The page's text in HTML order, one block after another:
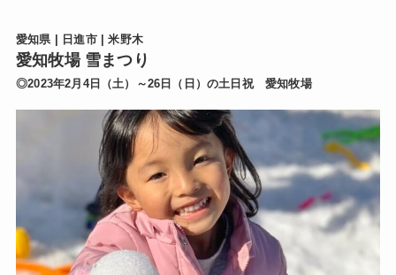
愛知県 | 日進市 | 米野木
愛知牧場 雪まつり
◎2023年2月4日（土）～26日（日）の土日祝 愛知牧場